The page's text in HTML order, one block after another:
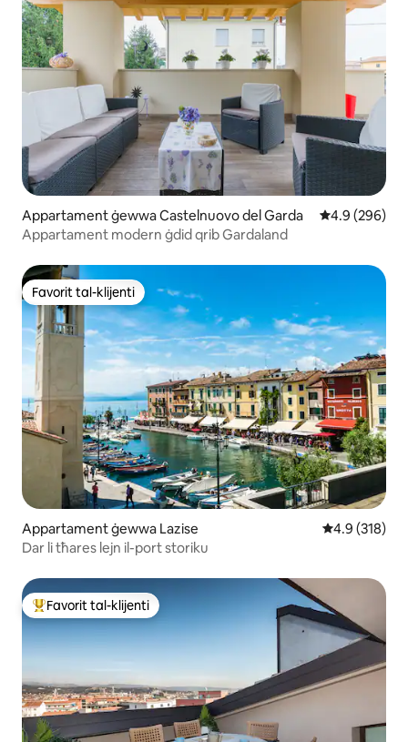
Appartament ġewwa Castelnuovo del Garda Rating medju
4.9 (296)
Appartament modern ġdid qrib Gardaland
Favorit tal-klijenti
Favorit tal-klijenti
Appartament ġewwa Lazise Rating
4.9 (318)
Dar li tħares lejn il-port storiku
Wieħed mill-aqwa favoriti tal-klijenti
Favorit tal-klijenti